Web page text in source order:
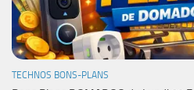
TECHNOS BONS-PLANS